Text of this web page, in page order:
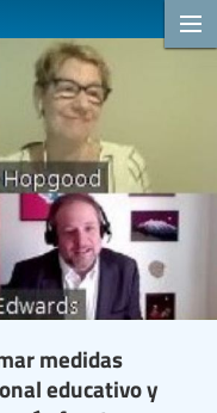
medidas
educativo y